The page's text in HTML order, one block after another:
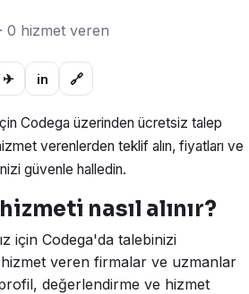
0 hizmet veren
✈ in 🔗
Codega üzerinden ücretsiz talep
verenlerden teklif alın, fiyatları ve
güvenle halledin.
nasıl alınır?
için Codega'da talebinizi
veren firmalar ve uzmanlar
değerlendirme ve hizmet